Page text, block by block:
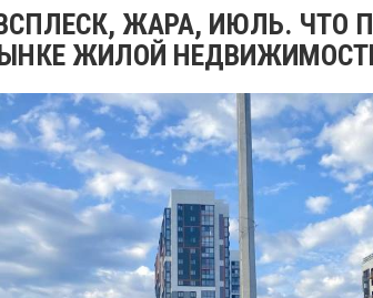
ЖАРА, ИЮЛЬ. ЧТО
ЖИЛОЙ